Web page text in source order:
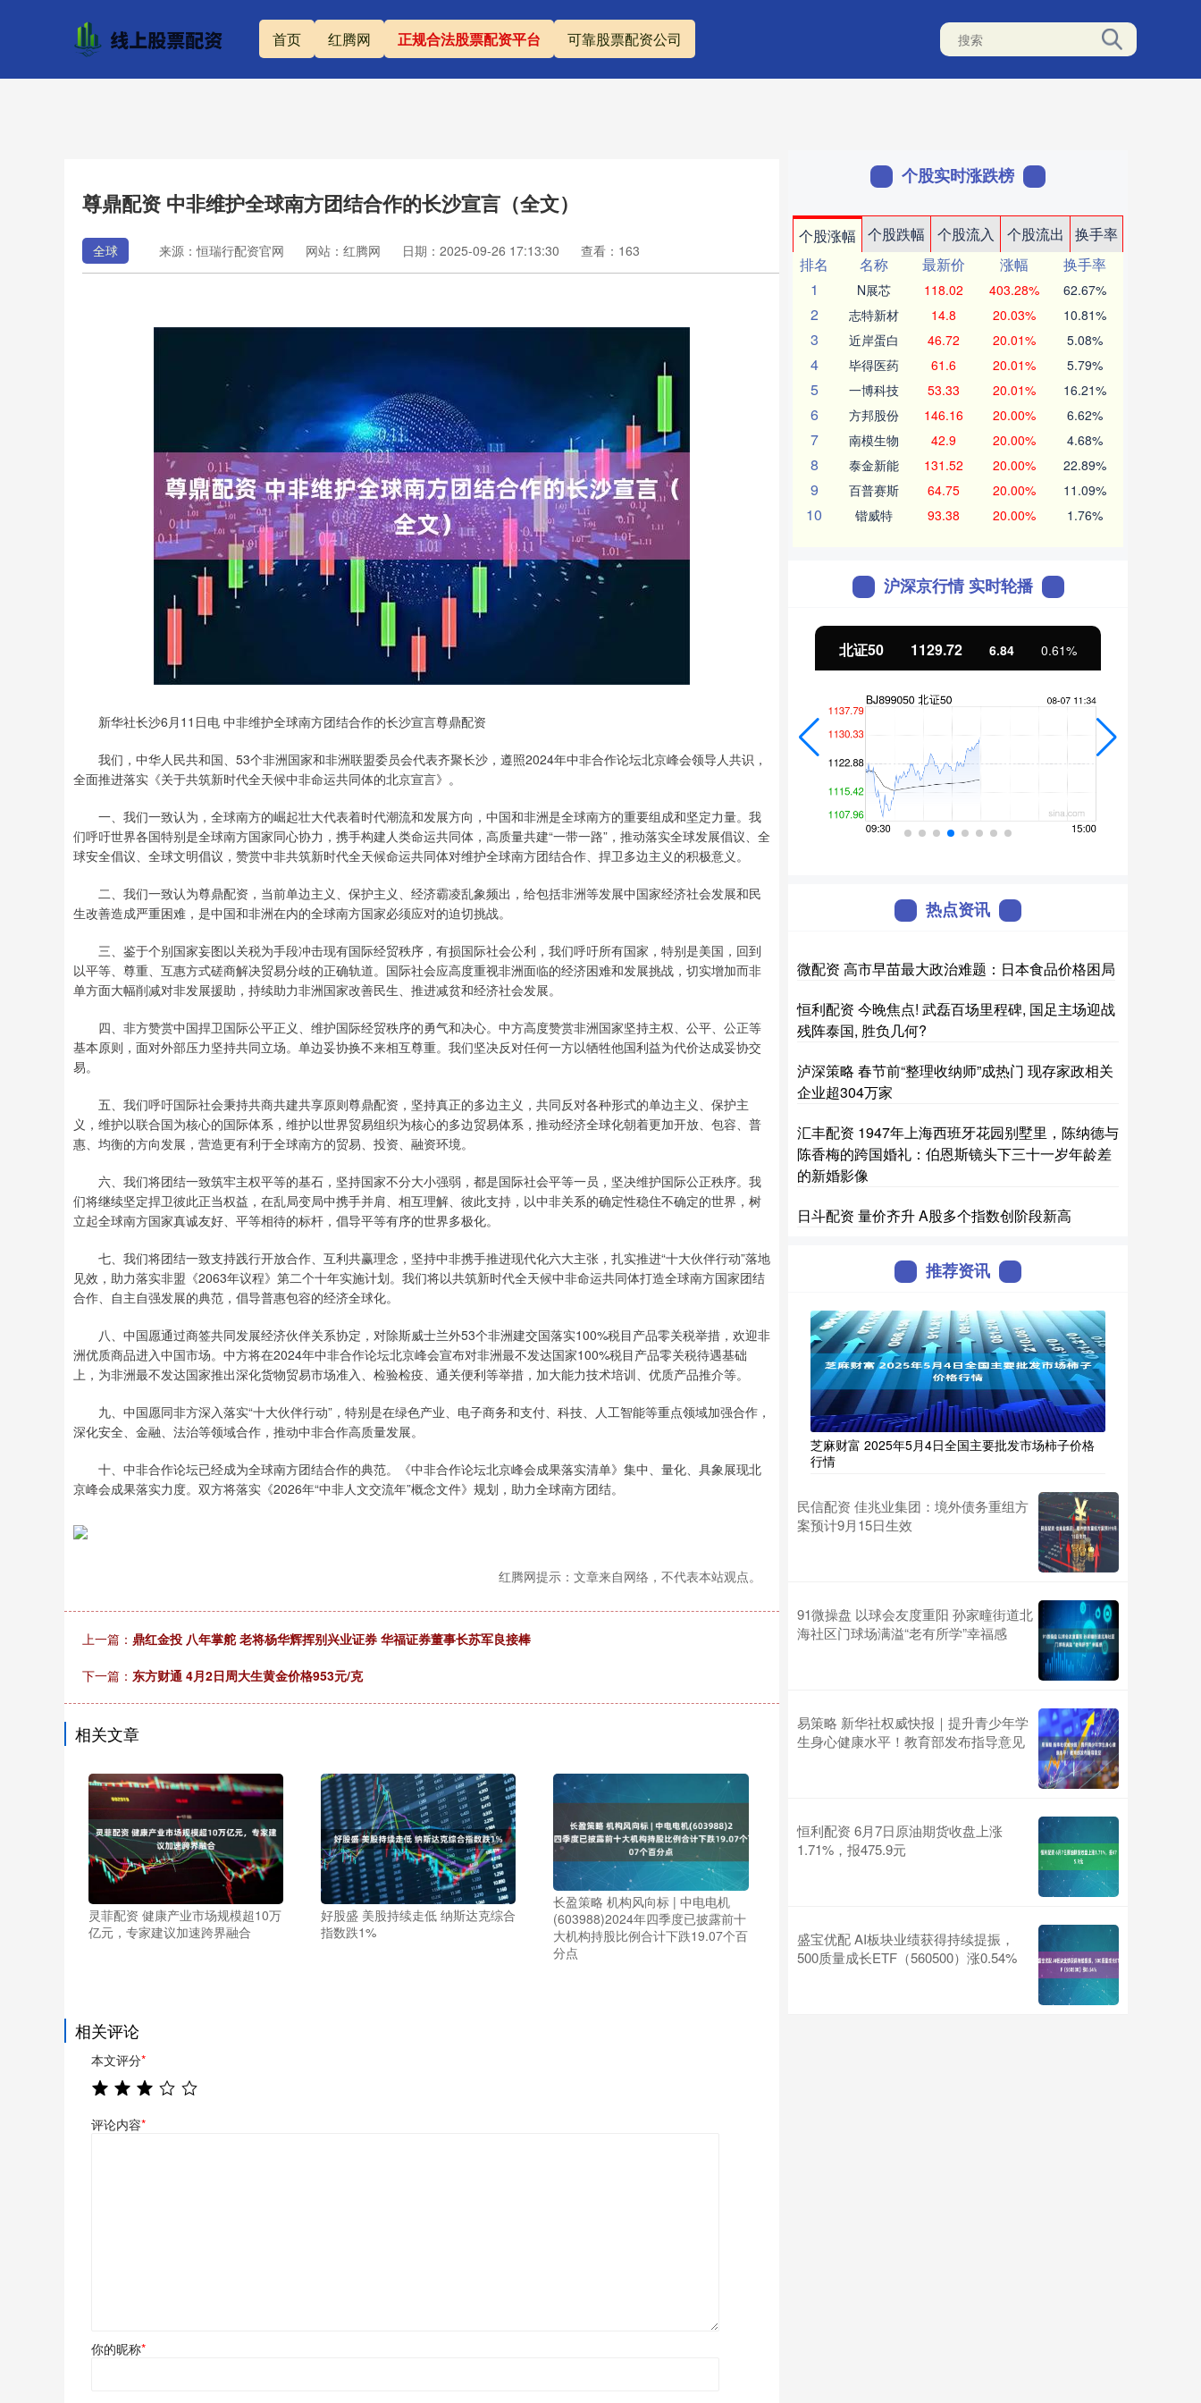
首页 红腾网 正规合法股票配资平台 可靠股票配资公司
尊鼎配资 中非维护全球南方团结合作的长沙宣言（全文）
全球 来源：恒瑞行配资官网 网站：红腾网 日期：2025-09-26 17:13:30 查看：163
新华社长沙6月11日电 中非维护全球南方团结合作的长沙宣言尊鼎配资
我们，中华人民共和国、53个非洲国家和非洲联盟委员会代表齐聚长沙，遵照2024年中非合作论坛北京峰会领导人共识，
全面推进落实《关于共筑新时代全天候中非命运共同体的北京宣言》。
一、我们一致认为，全球南方的崛起壮大代表着时代潮流和发展方向，中国和非洲是全球南方的重要组成和坚定力量。我
们呼吁世界各国特别是全球南方国家同心协力，携手构建人类命运共同体，高质量共建“一带一路”，推动落实全球发展倡议、全
球安全倡议、全球文明倡议，赞赏中非共筑新时代全天候命运共同体对维护全球南方团结合作、捍卫多边主义的积极意义。
二、我们一致认为尊鼎配资，当前单边主义、保护主义、经济霸凌乱象频出，给包括非洲等发展中国家经济社会发展和民
生改善造成严重困难，是中国和非洲在内的全球南方国家必须应对的迫切挑战。
三、鉴于个别国家妄图以关税为手段冲击现有国际经贸秩序，有损国际社会公利，我们呼吁所有国家，特别是美国，回到
以平等、尊重、互惠方式磋商解决贸易分歧的正确轨道。国际社会应高度重视非洲面临的经济困难和发展挑战，切实增加而非
单方面大幅削减对非发展援助，持续助力非洲国家改善民生、推进减贫和经济社会发展。
四、非方赞赏中国捍卫国际公平正义、维护国际经贸秩序的勇气和决心。中方高度赞赏非洲国家坚持主权、公平、公正等
基本原则，面对外部压力坚持共同立场。单边妥协换不来相互尊重。我们坚决反对任何一方以牺牲他国利益为代价达成妥协交
易。
五、我们呼吁国际社会秉持共商共建共享原则尊鼎配资，坚持真正的多边主义，共同反对各种形式的单边主义、保护主
义，维护以联合国为核心的国际体系，维护以世界贸易组织为核心的多边贸易体系，推动经济全球化朝着更加开放、包容、普
惠、均衡的方向发展，营造更有利于全球南方的贸易、投资、融资环境。
六、我们将团结一致筑牢主权平等的基石，坚持国家不分大小强弱，都是国际社会平等一员，坚决维护国际公正秩序。我
们将继续坚定捍卫彼此正当权益，在乱局变局中携手并肩、相互理解、彼此支持，以中非关系的确定性稳住不确定的世界，树
立起全球南方国家真诚友好、平等相待的标杆，倡导平等有序的世界多极化。
七、我们将团结一致支持践行开放合作、互利共赢理念，坚持中非携手推进现代化六大主张，扎实推进“十大伙伴行动”落地
见效，助力落实非盟《2063年议程》第二个十年实施计划。我们将以共筑新时代全天候中非命运共同体打造全球南方国家团结
合作、自主自强发展的典范，倡导普惠包容的经济全球化。
八、中国愿通过商签共同发展经济伙伴关系协定，对除斯威士兰外53个非洲建交国落实100%税目产品零关税举措，欢迎非
洲优质商品进入中国市场。中方将在2024年中非合作论坛北京峰会宣布对非洲最不发达国家100%税目产品零关税待遇基础
上，为非洲最不发达国家推出深化货物贸易市场准入、检验检疫、通关便利等举措，加大能力技术培训、优质产品推介等。
九、中国愿同非方深入落实“十大伙伴行动”，特别是在绿色产业、电子商务和支付、科技、人工智能等重点领域加强合作，
深化安全、金融、法治等领域合作，推动中非合作高质量发展。
十、中非合作论坛已经成为全球南方团结合作的典范。《中非合作论坛北京峰会成果落实清单》集中、量化、具象展现北
京峰会成果落实力度。双方将落实《2026年“中非人文交流年”概念文件》规划，助力全球南方团结。
红腾网提示：文章来自网络，不代表本站观点。
上一篇： 鼎红金投 八年掌舵 老将杨华辉挥别兴业证券 华福证券董事长苏军良接棒
下一篇： 东方财通 4月2日周大生黄金价格953元/克
相关文章
灵菲配资 健康产业市场规模超10万
亿元，专家建议加速跨界融合
好股盛 美股持续走低 纳斯达克综合
指数跌1%
长盈策略 机构风向标 | 中电电机
(603988)2024年四季度已披露前十
大机构持股比例合计下跌19.07个百
分点
相关评论
本文评分*
评论内容*
你的昵称*
个股实时涨跌榜
个股涨幅 个股跌幅 个股流入 个股流出
换手率
排名
名称 最新价 涨幅
换手率
1
N展芯 118.02 403.28% 62.67%
2 志特新材 14.8 20.03% 10.81%
3 近岸蛋白 46.72 20.01% 5.08%
4 毕得医药 61.6 20.01% 5.79%
5 一博科技 53.33 20.01% 16.21%
6 方邦股份 146.16 20.00% 6.62%
7 南模生物 42.9 20.00% 4.68%
8 泰金新能 131.52 20.00% 22.89%
9 百普赛斯 64.75 20.00% 11.09%
10 锴威特 93.38 20.00% 1.76%
沪深京行情 实时轮播
1.31% 北证50 1129.72 6.84 0.61%
热点资讯
微配资 高市早苗最大政治难题：日本食品价格困局
恒利配资 今晚焦点! 武磊百场里程碑, 国足主场迎战
残阵泰国, 胜负几何?
泸深策略 春节前“整理收纳师”成热门 现存家政相关
企业超304万家
汇丰配资 1947年上海西班牙花园别墅里，陈纳德与
陈香梅的跨国婚礼：伯恩斯镜头下三十一岁年龄差
的新婚影像
日斗配资 量价齐升 A股多个指数创阶段新高
推荐资讯
芝麻财富 2025年5月4日全国主要批发市场柿子价格
行情
民信配资 佳兆业集团：境外债务重组方
案预计9月15日生效
91微操盘 以球会友度重阳 孙家疃街道北
海社区门球场满溢“老有所学”幸福感
易策略 新华社权威快报｜提升青少年学
生身心健康水平！教育部发布指导意见
恒利配资 6月7日原油期货收盘上涨
1.71%，报475.9元
盛宝优配 AI板块业绩获得持续提振，
500质量成长ETF（560500）涨0.54%